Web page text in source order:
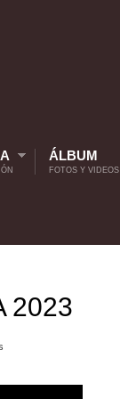
ÁLBUM
FOTOS Y VIDEOS
2023